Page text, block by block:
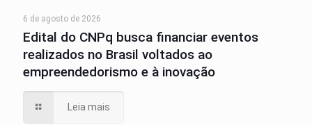
6 de agosto de 2026
Edital do CNPq busca financiar eventos
realizados no Brasil voltados ao
empreendedorismo e à inovação
Leia mais